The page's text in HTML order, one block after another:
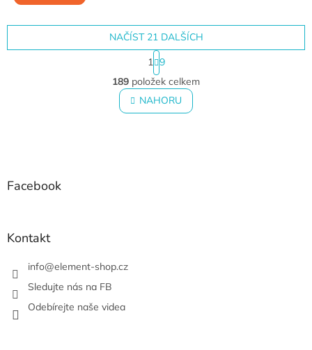
O
v
l
á
NAČÍST 21 DALŠÍCH
S
t
r
á
n
k
1 9
189 položek celkem
NAHORU
Facebook
Kontakt
info@element-shop.cz
Sledujte nás na FB
Odebírejte naše videa